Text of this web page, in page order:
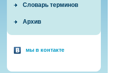
Словарь терминов
Архив
мы в контакте